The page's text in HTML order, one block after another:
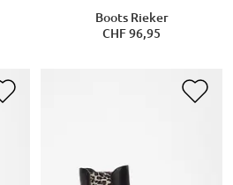
Boots Rieker
CHF 96,95